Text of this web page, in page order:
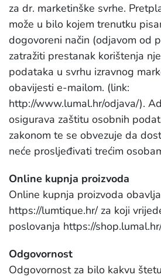
za dr. marketinške svrhe.
može u bilo kojem trenutku
dogovoreni način (odjavom od
zatražiti prestanak korištenja
podataka u svrhu izravnog
obavijesti e-mailom. (link:
http://www.lumal.hr/odjava/).
osigurava zaštitu osobnih
zakonom te se obvezuje da
neće prosljeđivati trećim
Online kupnja proizvoda
Online kupnja proizvoda
https://lumtique.hr/ za koji
poslovanja https://
Odgovornost
Odgovornost za bilo kakvu